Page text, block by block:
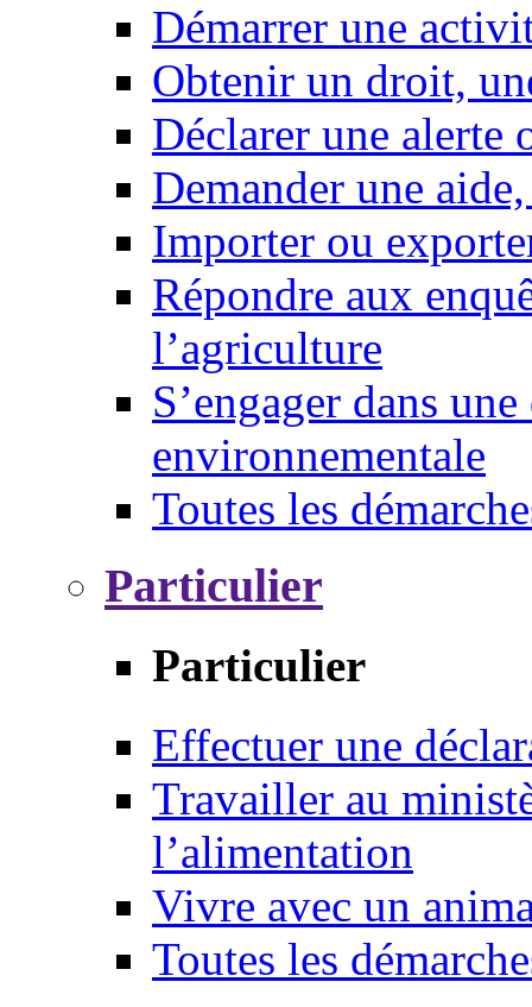
Démarrer une
Obtenir un droit,
Déclarer une alerte
Demander une
Importer ou
Répondre aux
l’agriculture
S’engager dans
environnementale
Toutes les
Particulier
Particulier
Effectuer une
Travailler au
l’alimentation
Vivre avec un
Toutes les